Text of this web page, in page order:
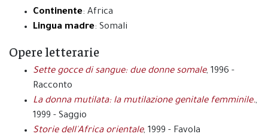
Continente: Africa
Lingua madre: Somali
Opere letterarie
Sette gocce di sangue: due donne somale, 1996 -
Racconto
La donna mutilata: la mutilazione genitale femminile.,
1999 - Saggio
Storie dell'Africa orientale, 1999 - Favola